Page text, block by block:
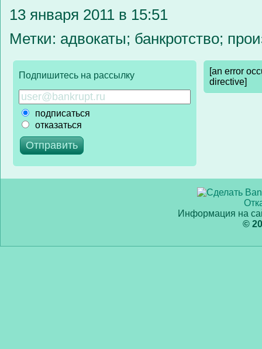
13 января 2011 в 15:51
Метки: адвокаты; банкротство;
Подпишитесь на рассылку
подписаться
отказаться
[an error
directive]
Информация на
©